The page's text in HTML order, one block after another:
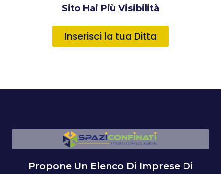
Sito Hai Più Visibilità
Inserisci la tua Ditta
Propone Un Elenco Di Imprese Di